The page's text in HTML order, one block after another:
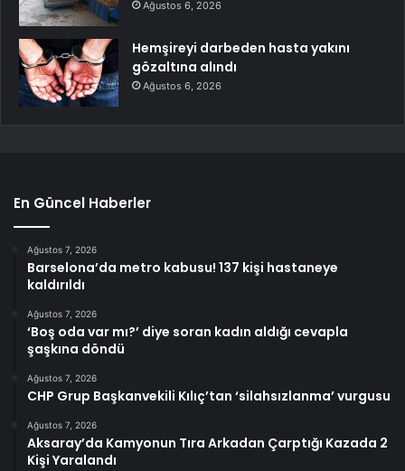
Ağustos 6, 2026
Hemşireyi darbeden hasta yakını
gözaltına alındı
Ağustos 6, 2026
En Güncel Haberler
Ağustos 7, 2026
Barselona’da metro kabusu! 137 kişi hastaneye
kaldırıldı
Ağustos 7, 2026
‘Boş oda var mı?’ diye soran kadın aldığı cevapla
şaşkına döndü
Ağustos 7, 2026
CHP Grup Başkanvekili Kılıç’tan ‘silahsızlanma’ vurgusu
Ağustos 7, 2026
Aksaray’da Kamyonun Tıra Arkadan Çarptığı Kazada 2
Kişi Yaralandı